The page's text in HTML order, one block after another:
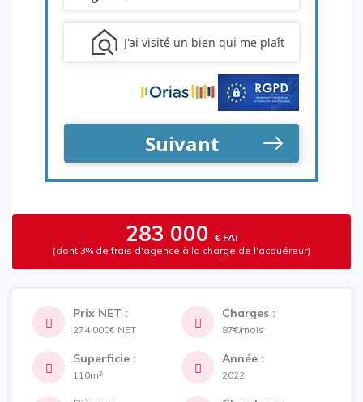
283 000 € FAI
(dont 3% de frais d'agence à la charge de l'acquéreur)
Prix NET :
274 000€ NET
Charges :
87€/mois
Superficie :
110m²
Année :
2022